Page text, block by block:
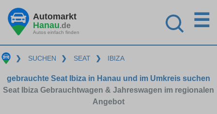
Automarkt
Hanau.de
Autos einfach finden
☰
❯ SUCHEN ❯ SEAT ❯ IBIZA
gebrauchte Seat Ibiza in Hanau und im Umkreis suchen
Seat Ibiza Gebrauchtwagen & Jahreswagen im regionalen
Angebot